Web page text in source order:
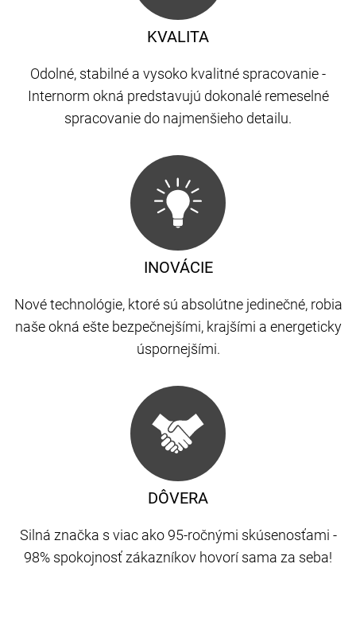
KVALITA
Odolné, stabilné a vysoko kvalitné spracovanie -
Internorm okná predstavujú dokonalé remeselné
spracovanie do najmenšieho detailu.
DÔVERA
Silná značka s viac ako 95-ročnými skúsenosťami -
98% spokojnosť zákazníkov hovorí sama za seba!
INOVÁCIE
Nové technológie, ktoré sú absolútne jedinečné, robia
naše okná ešte bezpečnejšími, krajšími a energeticky
úspornejšími.